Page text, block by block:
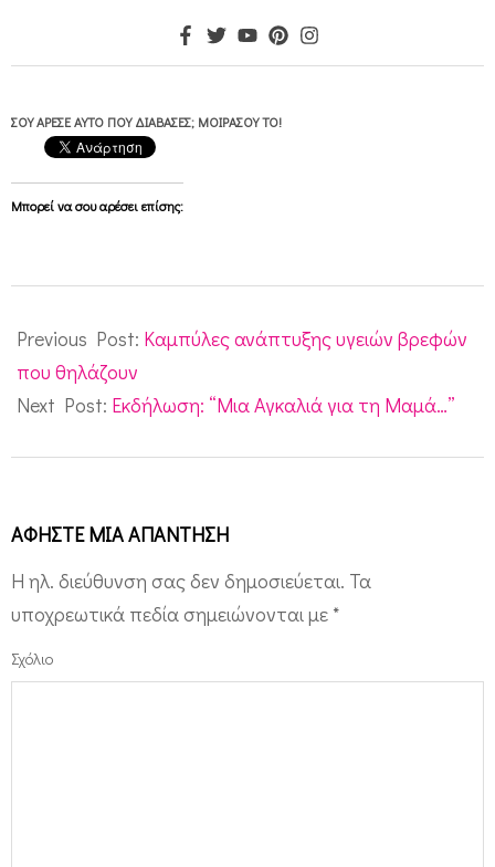
ΣΟΥ ΆΡΕΣΕ ΑΥΤΌ ΠΟΥ ΔΙΆΒΑΣΕΣ; ΜΟΙΡΆΣΟΥ ΤΟ!
Μπορεί να σου αρέσει επίσης:
05-
08
Previous Post: Καμπύλες ανάπτυξης υγειών βρεφών
που θηλάζουν
Next Post: Εκδήλωση: “Μια Αγκαλιά για τη Μαμά…”
ΑΦΉΣΤΕ ΜΙΑ ΑΠΆΝΤΗΣΗ
Η ηλ. διεύθυνση σας δεν δημοσιεύεται. Τα
υποχρεωτικά πεδία σημειώνονται με *
Σχόλιο